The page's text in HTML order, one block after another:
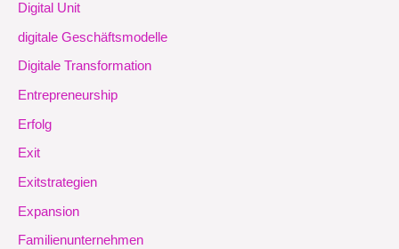
Digital Unit
digitale Geschäftsmodelle
Digitale Transformation
Entrepreneurship
Erfolg
Exit
Exitstrategien
Expansion
Familienunternehmen